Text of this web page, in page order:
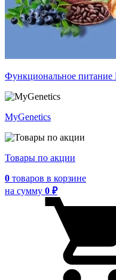
Функциональное питание
MyGenetics
Товары по акции
0 товаров в корзине
на сумму 0 ₽